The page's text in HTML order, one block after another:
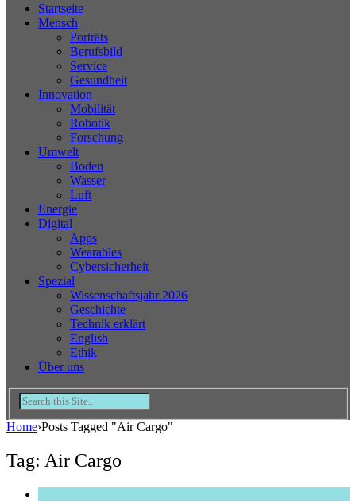
Startseite
Mensch
Porträts
Berufsbild
Service
Gesundheit
Innovation
Mobilität
Robotik
Forschung
Umwelt
Boden
Wasser
Luft
Energie
Digital
Apps
Wearables
Cybersicherheit
Spezial
Wissenschaftsjahr 2026
Geschichte
Technik erklärt
English
Ethik
Über uns
Home›Posts Tagged "Air Cargo"
Tag: Air Cargo